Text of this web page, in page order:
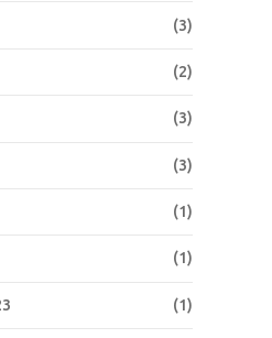
(3)
(2)
(3)
(3)
(1)
(1)
(1)